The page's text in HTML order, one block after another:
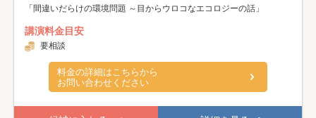
「間違いだらけの環境問題 ～目からウロコなエコロジーの話」
講演料金目安
要相談
料金の詳細はこちらから
お問い合わせください